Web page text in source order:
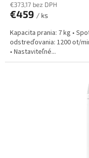
€373,17 bez DPH
€459 / ks
Kapacita prania: 7 kg •
odstreďovania: 1200 ot/
• Nastaviteľné...